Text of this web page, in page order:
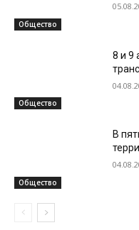
Общество
Общество
8 и 9
Общество
В